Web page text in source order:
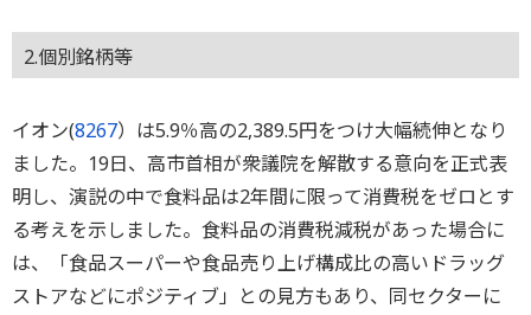
2.個別銘柄等
イオン(8267）は5.9％高の2,389.5円をつけ大幅続伸となり
ました。19日、高市首相が衆議院を解散する意向を正式表
明し、演説の中で食料品は2年間に限って消費税をゼロとす
る考えを示しました。食料品の消費税減税があった場合に
は、「食品スーパーや食品売り上げ構成比の高いドラッグ
ストアなどにポジティブ」との見方もあり、同セクターに